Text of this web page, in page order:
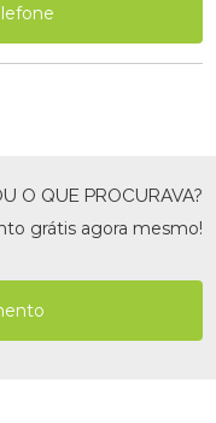
O QUE PROCURAVA?
grátis agora mesmo!